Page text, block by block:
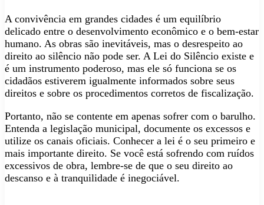
A convivência em grandes cidades é um equilíbrio
delicado entre o desenvolvimento econômico e o bem-estar
humano. As obras são inevitáveis, mas o desrespeito ao
direito ao silêncio não pode ser. A Lei do Silêncio existe e
é um instrumento poderoso, mas ele só funciona se os
cidadãos estiverem igualmente informados sobre seus
direitos e sobre os procedimentos corretos de fiscalização.
Portanto, não se contente em apenas sofrer com o barulho.
Entenda a legislação municipal, documente os excessos e
utilize os canais oficiais. Conhecer a lei é o seu primeiro e
mais importante direito. Se você está sofrendo com ruídos
excessivos de obra, lembre-se de que o seu direito ao
descanso e à tranquilidade é inegociável.